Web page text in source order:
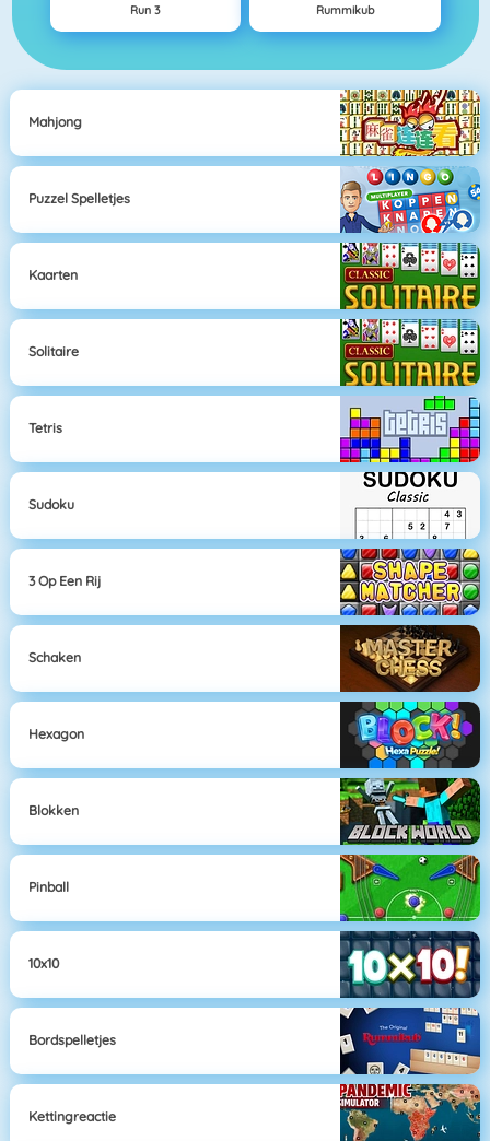
Run 3 Rummikub
Mahjong
Puzzel Spelletjes
Kaarten
Solitaire
Tetris
Sudoku
3 Op Een Rij
Schaken
Hexagon
Blokken
Pinball
10x10
Bordspelletjes
Kettingreactie